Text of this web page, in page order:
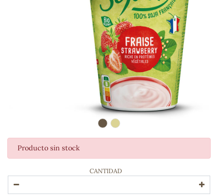
Producto sin stock
CANTIDAD